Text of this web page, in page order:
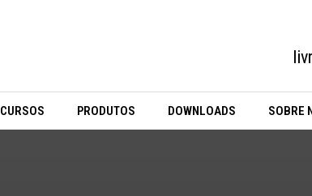
CURSOS PRODUTOS DOWNLOADS SOBRE